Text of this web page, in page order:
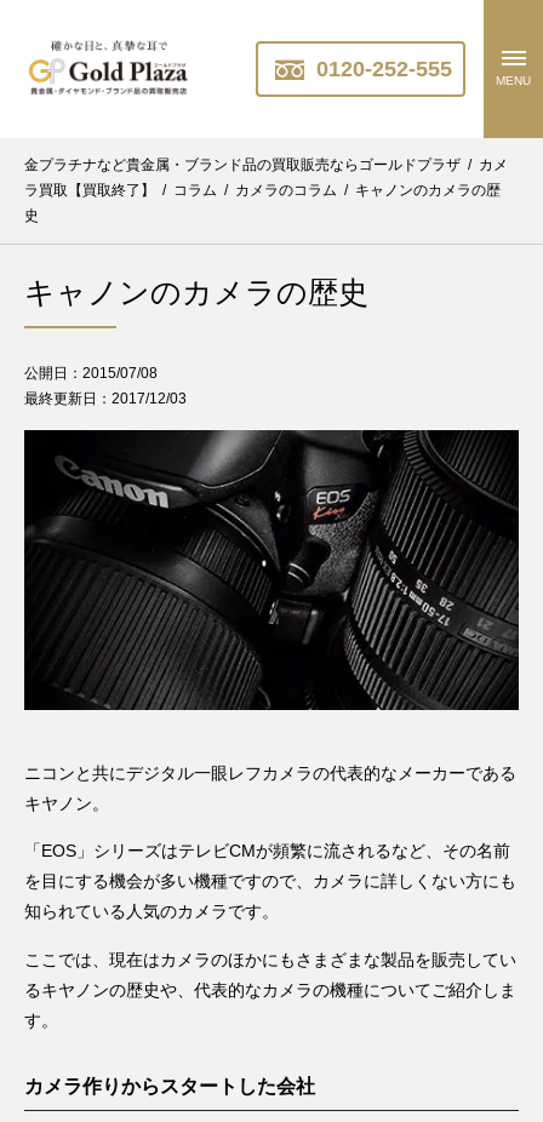
0120-252-555 MENU
金プラチナなど貴金属・ブランド品の買取販売ならゴールドプラザ / カメ
ラ買取【買取終了】
/ コラム / カメラのコラム / キャノンのカメラの歴
史
キャノンのカメラの歴史
公開日：2015/07/08
最終更新日：2017/12/03
ニコンと共にデジタル一眼レフカメラの代表的なメーカーである
キヤノン。
「EOS」シリーズはテレビCMが頻繁に流されるなど、その名前
を目にする機会が多い機種ですので、カメラに詳しくない方にも
知られている人気のカメラです。
ここでは、現在はカメラのほかにもさまざまな製品を販売してい
るキヤノンの歴史や、代表的なカメラの機種についてご紹介しま
す。
カメラ作りからスタートした会社